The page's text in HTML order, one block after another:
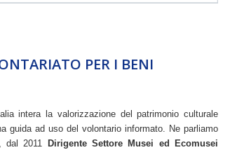
PER I BENI
intera la valorizzazione del patrimonio culturale
guida ad uso del volontario informato. Ne parliamo
dal 2011
Dirigente Settore Musei ed Ecomusei